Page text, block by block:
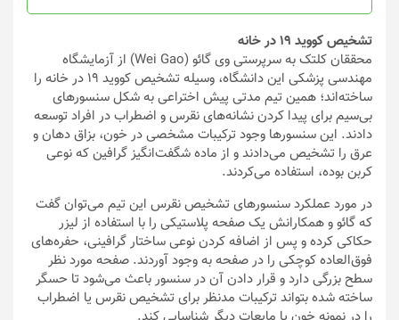
محصول
انتخاب
شوند
محصول
شوند
تشخیص کووید ۱۹ در خانه
محققان کلتک به سرپرستی وی گائو (Wei Gao) از آزمایشگاه
مهندسی پزشکی این دانشگاه، وسیله تشخیص کووید ۱۹ در خانه را
ساخته‌اند؛ همین تیم مدتی پیش اختراعی به شکل سنسورهای
بی‌سیم برای پیدا کردن نشانه‌های نقرس و اضطراب در افراد توسعه
دادند. این سنسورها وجود ترکیبات مشخصی در خون، بزاق دهان و
عرق را تشخیص می‌دادند و از ماده شگفت‌انگیز گرافین که نوعی
کربن بوده، استفاده می‌کردند.
در مورد عملکرد سنسورهای تشخیص نقرس این تیم می‌توان گفت
که گائو و همکارانش یک صفحه پلاستیکی را با استفاده از لیزر
حکاکی کرده و پس از اضافه کردن نوعی ساختار گرافینی، حفره‌های
فوق‌العاده کوچکی را در صفحه به وجود آوردند. صفحه مورد نظر
سطح بزرگی دارد و قرار دادن آن در سنسور باعث می‌شود تا حسگر
ساخته شده بتواند ترکیبات مدنظر برای تشخیص نقرس یا اضطراب